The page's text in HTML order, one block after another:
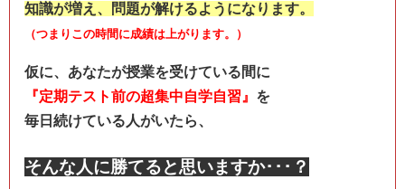
知識が増え、問題が解けるようになります。
（つまりこの時間に成績は上がります。）
仮に、あなたが授業を受けている間に
『定期テスト前の超集中自学自習』 を
毎日続けている人がいたら、
そんな人に勝てると思いますか･･･？